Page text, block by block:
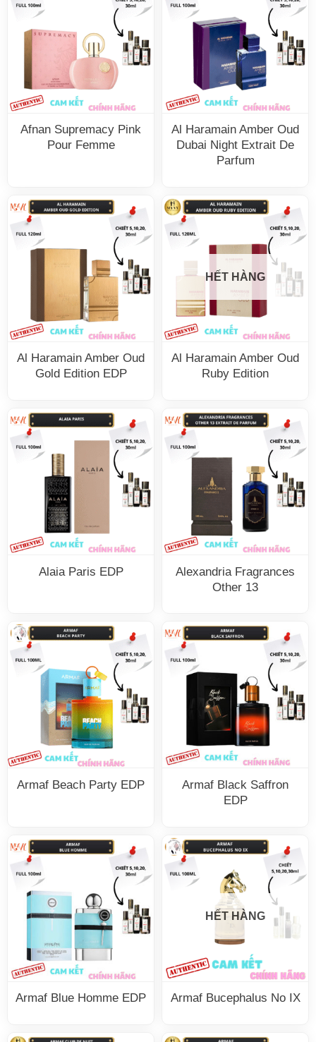
Afnan Supremacy Pink
Pour Femme
Al Haramain Amber Oud
Dubai Night Extrait De
Parfum
Al Haramain Amber Oud
Gold Edition EDP
HẾT HÀNG
Al Haramain Amber Oud
Ruby Edition
Alaia Paris EDP
Alexandria Fragrances
Other 13
Armaf Beach Party EDP
Armaf Black Saffron
EDP
Armaf Blue Homme EDP
HẾT HÀNG
Armaf Bucephalus No IX